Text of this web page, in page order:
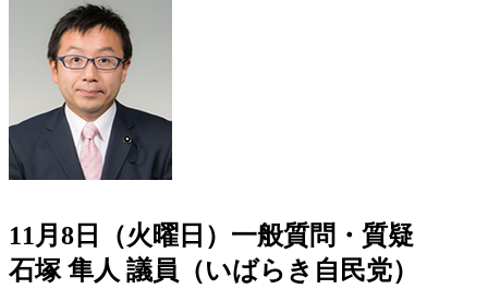
11月8日（火曜日）一般質問・質疑
石塚 隼人 議員（いばらき自民党）